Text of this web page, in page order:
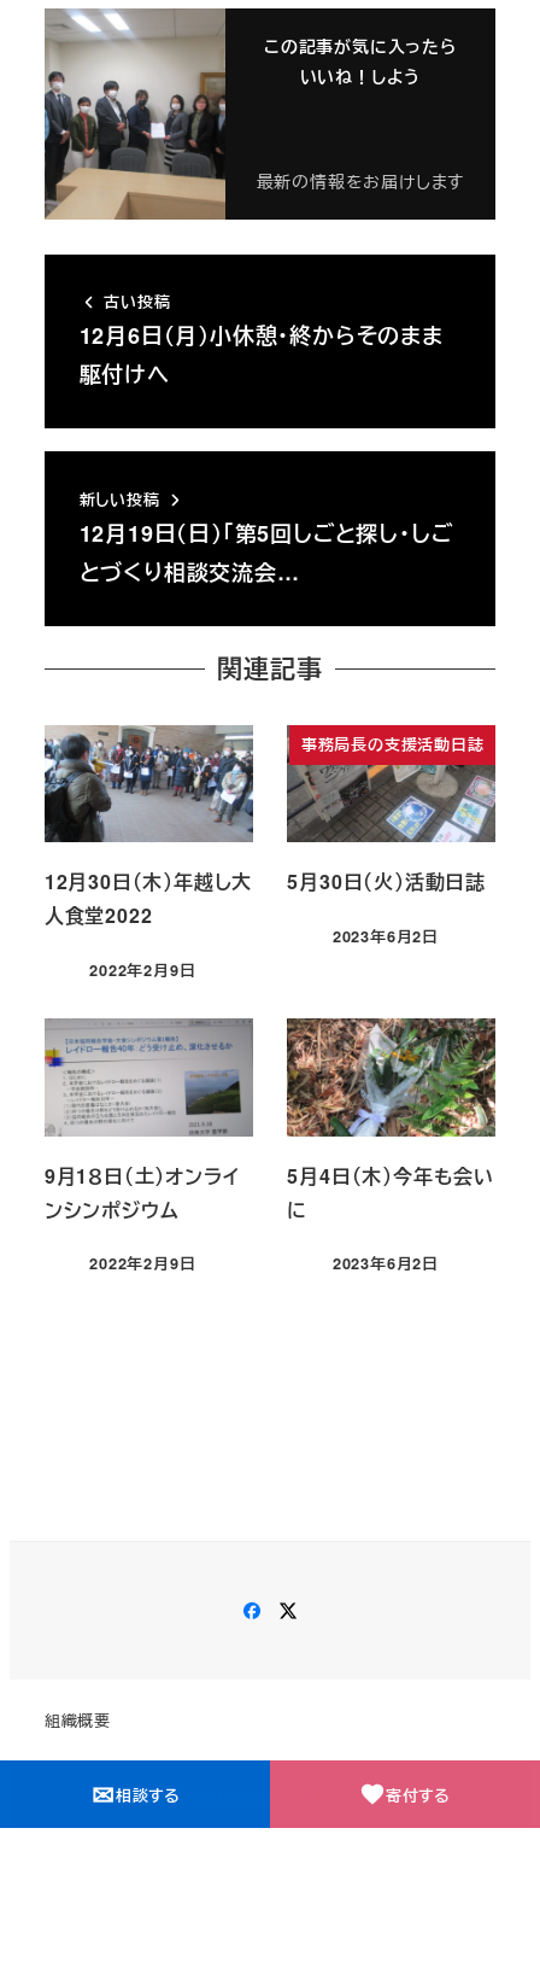
この記事が気に入ったら
いいね！しよう
最新の情報をお届けします
古い投稿
12月6日（月）小休憩・終からそのまま
駆付けへ
新しい投稿
12月19日（日）「第5回しごと探し・しご
とづくり相談交流会…
関連記事
12月30日（木）年越し大
人食堂2022
投稿日
2022年2月9日
事務局長の支援活動日誌
5月30日（火）活動日誌
投稿日
2023年6月2日
9月1８日（土）オンライ
ンシンポジウム
投稿日
2022年2月9日
5月4日（木）今年も会い
に
投稿日
2023年6月2日
Facebook
組織概要
©2026 一般社団法人反貧困ネットワーク
✉相談する 寄付する